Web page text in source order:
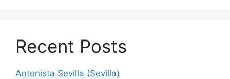
Recent Posts
Antenista Sevilla (Sevilla)